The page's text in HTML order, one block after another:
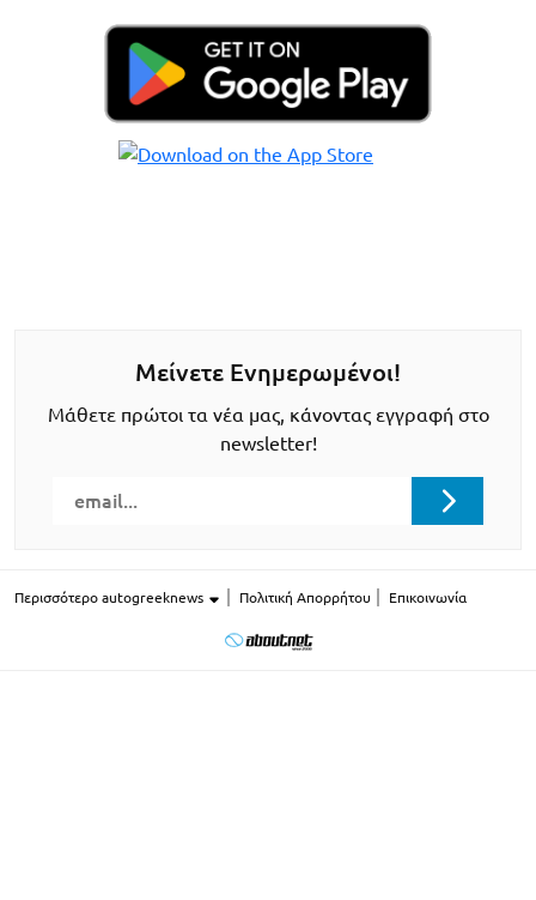
Μείνετε Ενημερωμένοι!
Μάθετε πρώτοι τα νέα μας, κάνοντας εγγραφή στο
newsletter!
Περισσότερο autogreeknews Πολιτική Απορρήτου Επικοινωνία